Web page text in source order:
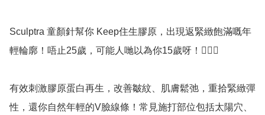
Sculptra 童顏針幫你 Keep住生膠原，出現返緊緻飽滿嘅年
輕輪廓！唔止25歲，可能人哋以為你15歲呀！🙆🏻‍♀️
有效刺激膠原蛋白再生，改善皺紋、肌膚鬆弛，重拾緊緻彈
性，還你自然年輕的V臉線條！常見施打部位包括太陽穴、